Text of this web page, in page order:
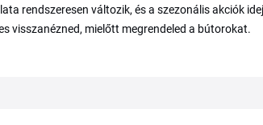
rendszeresen változik, és a szezonális akciók
visszanézned, mielőtt megrendeled a bútorokat.